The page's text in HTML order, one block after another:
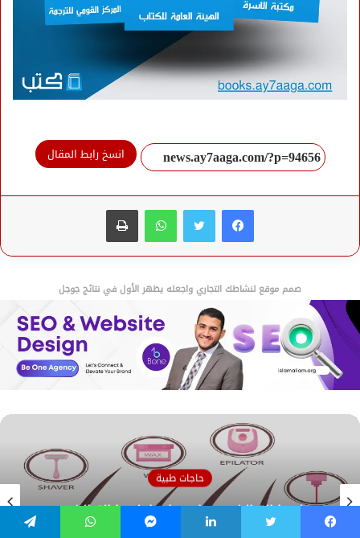
انسخ رابط المقال
فيسبوك واتساب
صمم موقع لنشاطك التجاري واجعله يظهر الأول في نتائج جوجل
حاجات طبية
ليزر ازالة الشعر وماهي اضرار ليزر ازالة الشعر
وطريقة استخدام ليزر إزالة الشعر للبكيني